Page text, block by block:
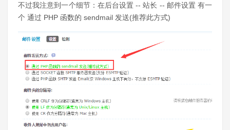
不过我注意到一个细节：在后台设置 -- 站长 -- 邮件设置 有一
个 通过 PHP 函数的 sendmail 发送(推荐此方式)